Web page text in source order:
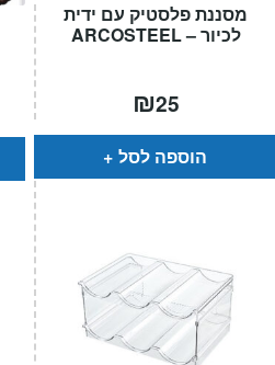
מסננת פלסטיק עם ידית
לכיור – ARCOSTEEL
₪25
הוספה לסל